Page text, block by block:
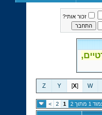
זכור אותי?
W
[
X
]
Y
Z
1 מתוך 2 1
2
>